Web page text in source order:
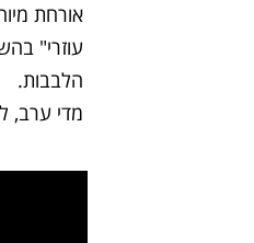
עוזרי"
הלבבות.
מדי ערב,